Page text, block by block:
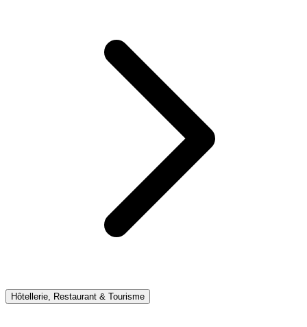
Hôtellerie, Restaurant & Tourisme